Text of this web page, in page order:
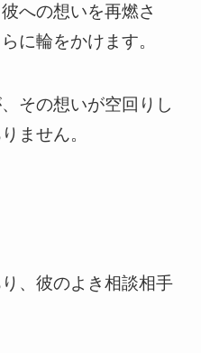
への想いを再燃さ
に輪をかけます。
その想いが空回りし
ません。
、彼のよき相談相手